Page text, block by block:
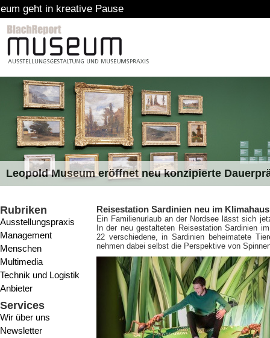
Pause
Leopold Museum eröffnet neu konzipierte
Rubriken
Ausstellungspraxis
Management
Menschen
Multimedia
Technik und Logistik
Anbieter
Services
Wir über uns
Newsletter
Reisestation Sardinien neu im
Ein Familienurlaub an der Nordsee lässt sich
In der neu gestalteten Reisestation Sardinien
22 verschiedene, in Sardinien beheimatete
nehmen dabei selbst die Perspektive von